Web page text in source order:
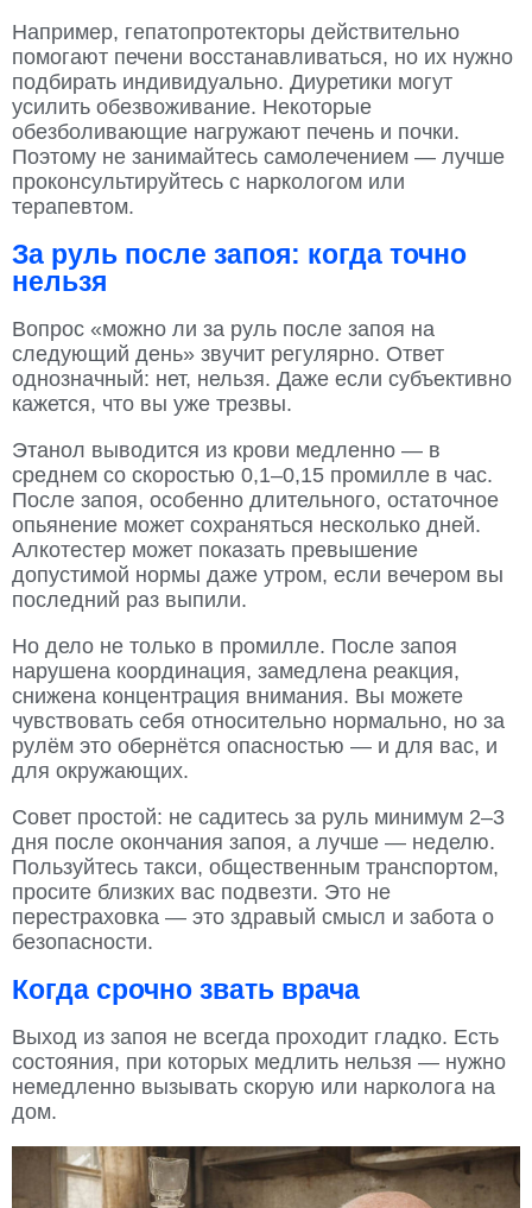
Например, гепатопротекторы действительно
помогают печени восстанавливаться, но их нужно
подбирать индивидуально. Диуретики могут
усилить обезвоживание. Некоторые
обезболивающие нагружают печень и почки.
Поэтому не занимайтесь самолечением — лучше
проконсультируйтесь с наркологом или
терапевтом.
За руль после запоя: когда точно
нельзя
Вопрос «можно ли за руль после запоя на
следующий день» звучит регулярно. Ответ
однозначный: нет, нельзя. Даже если субъективно
кажется, что вы уже трезвы.
Этанол выводится из крови медленно — в
среднем со скоростью 0,1–0,15 промилле в час.
После запоя, особенно длительного, остаточное
опьянение может сохраняться несколько дней.
Алкотестер может показать превышение
допустимой нормы даже утром, если вечером вы
последний раз выпили.
Но дело не только в промилле. После запоя
нарушена координация, замедлена реакция,
снижена концентрация внимания. Вы можете
чувствовать себя относительно нормально, но за
рулём это обернётся опасностью — и для вас, и
для окружающих.
Совет простой: не садитесь за руль минимум 2–3
дня после окончания запоя, а лучше — неделю.
Пользуйтесь такси, общественным транспортом,
просите близких вас подвезти. Это не
перестраховка — это здравый смысл и забота о
безопасности.
Когда срочно звать врача
Выход из запоя не всегда проходит гладко. Есть
состояния, при которых медлить нельзя — нужно
немедленно вызывать скорую или нарколога на
дом.